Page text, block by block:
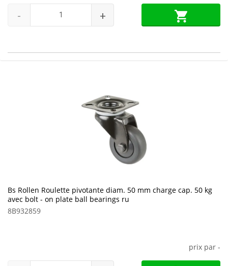
- +
Bs Rollen Roulette pivotante diam. 50 mm charge cap. 50 kg
avec bolt - on plate ball bearings ru
8B932859
prix par -